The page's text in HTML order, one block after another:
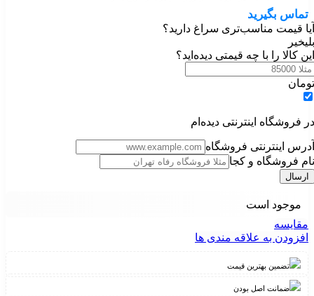
تماس بگیرید
آیا قیمت مناسب‌تری سراغ دارید؟
بلیخیر
این کالا را با چه قیمتی دیده‌اید؟
تومان
در فروشگاه اینترنتی دیده‌ام
آدرس اینترنتی فروشگاه
نام فروشگاه و کجا
موجود است
مقایسه
افزودن به علاقه مندی ها
تضمین بهترین قیمت
ضمانت اصل بودن